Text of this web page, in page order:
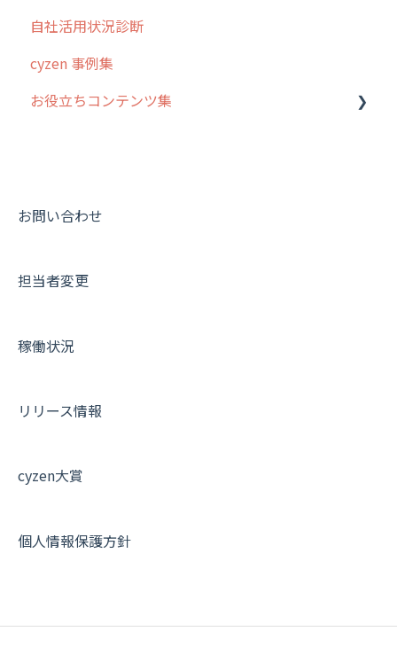
6. 基本的な使い方：ユーザー編
7. 初心者向けよくある質問集
8. 用語集
【業界業種別】cyzen設定方法
ステータス・主観
報告書・行動種別
勤怠管理
帳票出力
商品
予定
日報
履歴
パフォーマンス
お知らせ
スポット
ステータス・主観
報告書・行動種別
活動通知
商品
交通費自動計算
安全走行支援
写真管理・高画質化
その他オプション
契約・その他
グループ・ユーザーについて
GPS・位置情報 について
ルート自動記録 について
報告書について
メンバー画面について
その他よくある質問
自社活用状況診断
cyzen 事例集
お役立ちコンテンツ集
動画集：共通
お問い合わせ
担当者変更
稼働状況
リリース情報
cyzen大賞
個人情報保護方針